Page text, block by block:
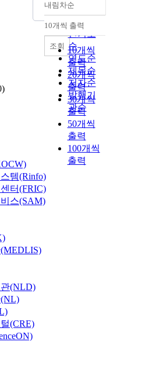
정확도
순
인기도
순
연도순
제목순
저자순
발행기
관순
내림차순
내림차순
10개씩 출력
10개씩
출력
20개씩
출력
30개씩
출력
50개씩
출력
100개씩
출력
조회
템(Rinfo)
터(FRIC)
스(SAM)
(NLD)
(CRE)